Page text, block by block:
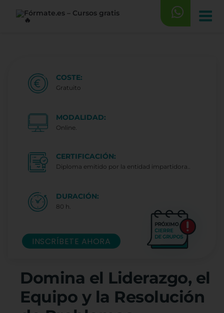
Domina el Liderazgo, el
Equipo y la Resolución
COSTE:
Gratuito
MODALIDAD:
Online.
CERTIFICACIÓN:
Diploma emitido por la entidad impartidora..
DURACIÓN:
80 h.
INSCRÍBETE AHORA